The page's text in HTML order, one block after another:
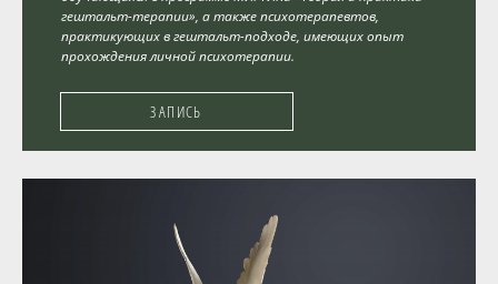
гештальт-терапии», а также психотерапевтов,
практикующих в гештальт-подходе, имеющих опыт
прохождения личной психотерапии.
ЗАПИСЬ